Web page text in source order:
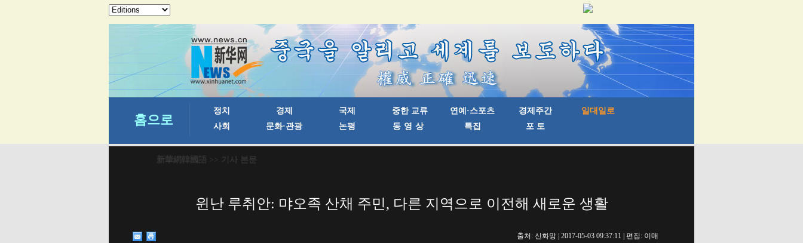
新華網韓國語 >> 기사 본문
윈난 루취안: 먀오족 산채 주민, 다른 지역으로 이전해 새로운 생활
출처: 신화망 | 2017-05-03 09:37:11 | 편집: 이매